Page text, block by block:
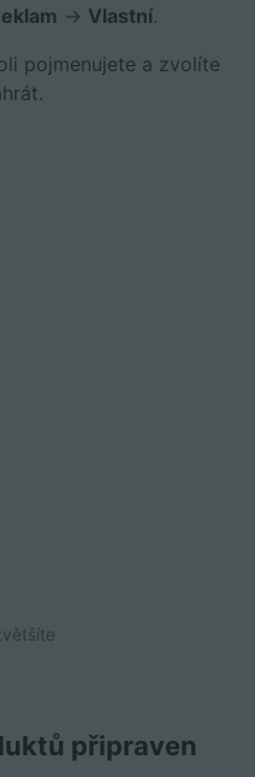
-> Vlastní.
pojmenujete a zvolíte
připraven